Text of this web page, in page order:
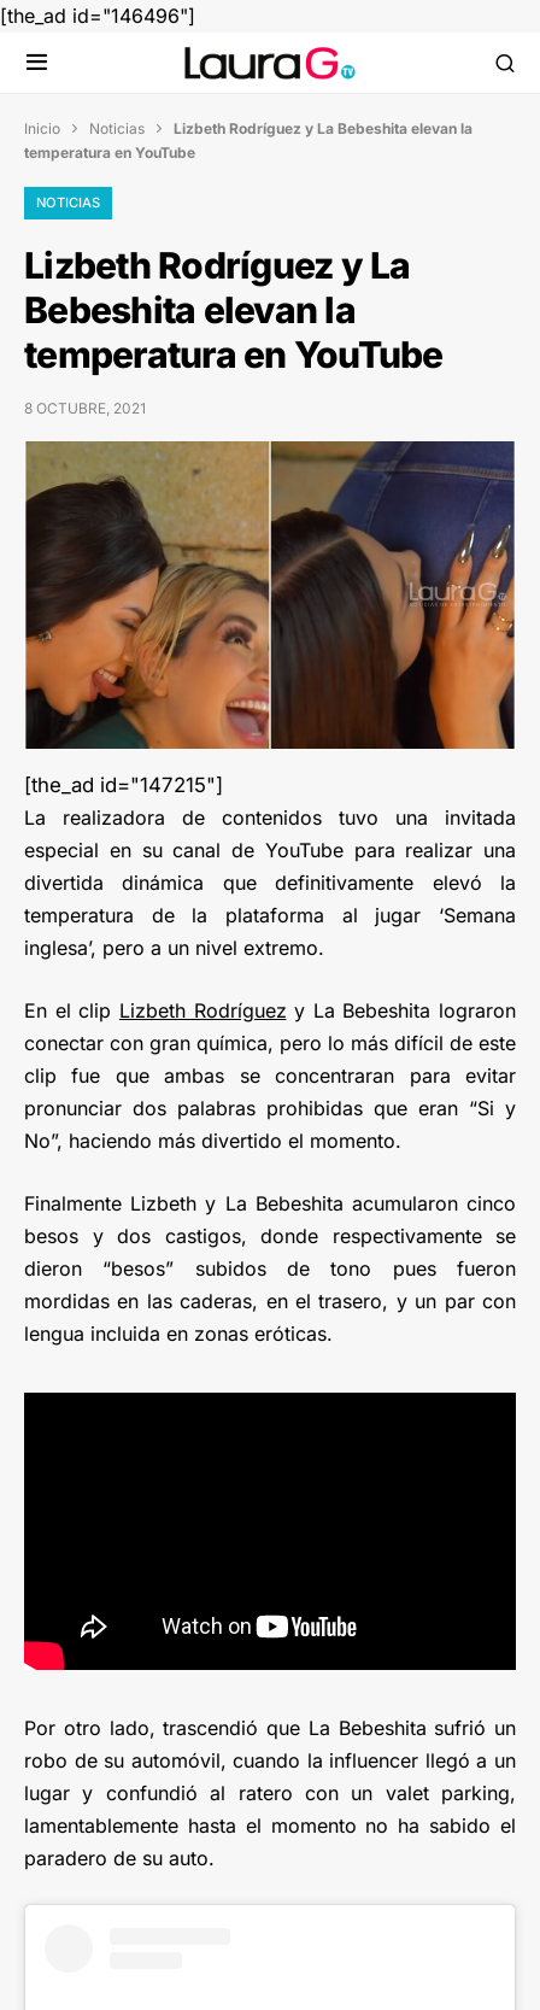
[the_ad id="146496"]
Inicio  Noticias  Lizbeth Rodríguez y La Bebeshita elevan la
temperatura en YouTube
NOTICIAS
Lizbeth Rodríguez y La
Bebeshita elevan la
temperatura en YouTube
8 OCTUBRE, 2021
[the_ad id="147215"]
La realizadora de contenidos tuvo una invitada
especial en su canal de YouTube para realizar una
divertida dinámica que definitivamente elevó la
temperatura de la plataforma al jugar ‘Semana
inglesa’, pero a un nivel extremo.
En el clip Lizbeth Rodríguez y La Bebeshita lograron
conectar con gran química, pero lo más difícil de este
clip fue que ambas se concentraran para evitar
pronunciar dos palabras prohibidas que eran “Si y
No”, haciendo más divertido el momento.
Finalmente Lizbeth y La Bebeshita acumularon cinco
besos y dos castigos, donde respectivamente se
dieron “besos” subidos de tono pues fueron
mordidas en las caderas, en el trasero, y un par con
lengua incluida en zonas eróticas.
Por otro lado, trascendió que La Bebeshita sufrió un
robo de su automóvil, cuando la influencer llegó a un
lugar y confundió al ratero con un valet parking,
lamentablemente hasta el momento no ha sabido el
paradero de su auto.